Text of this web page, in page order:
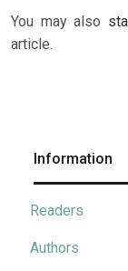
You may also
article.
Information
Readers
Authors